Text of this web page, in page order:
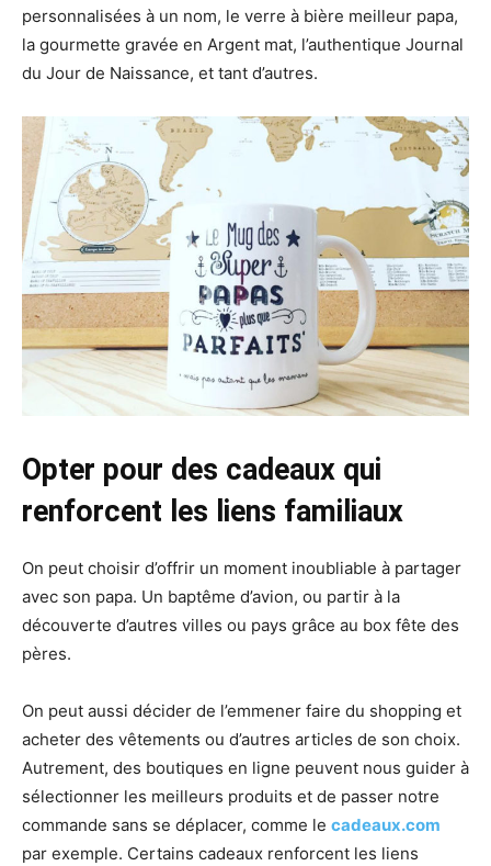
personnalisées à un nom, le verre à bière meilleur papa,
la gourmette gravée en Argent mat, l’authentique Journal
du Jour de Naissance, et tant d’autres.
Opter pour des cadeaux qui
renforcent les liens familiaux
On peut choisir d’offrir un moment inoubliable à partager
avec son papa. Un baptême d’avion, ou partir à la
découverte d’autres villes ou pays grâce au box fête des
pères.
On peut aussi décider de l’emmener faire du shopping et
acheter des vêtements ou d’autres articles de son choix.
Autrement, des boutiques en ligne peuvent nous guider à
sélectionner les meilleurs produits et de passer notre
commande sans se déplacer, comme le cadeaux.com
par exemple. Certains cadeaux renforcent les liens